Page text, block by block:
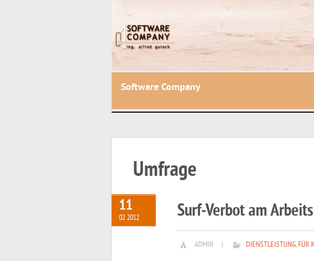
Software Company
Umfrage
11
02 2012 Surf-Verbot am
ADMIN DIENSTLEISTUNG,FÜR